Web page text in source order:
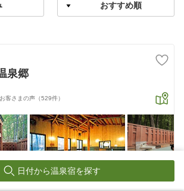
泉郷
お客さまの声（529件）
あるモダン建築の宿。源泉掛流しの温泉が自慢
日付から温泉宿を探す